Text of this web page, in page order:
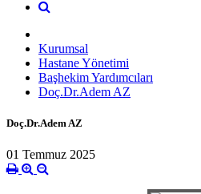
Kurumsal
Hastane Yönetimi
Başhekim Yardımcıları
Doç.Dr.Adem AZ
Doç.Dr.Adem AZ
01 Temmuz 2025